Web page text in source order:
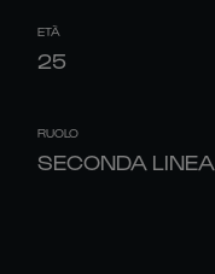
ETÀ
25
RUOLO
SECONDA LINEA